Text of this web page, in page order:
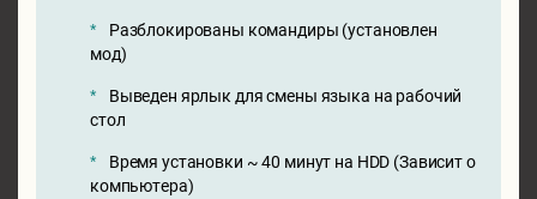
Разблокированы командиры (установлен
мод)
Выведен ярлык для смены языка на рабочий
стол
Время установки ~ 40 минут на HDD (Зависит о
компьютера)